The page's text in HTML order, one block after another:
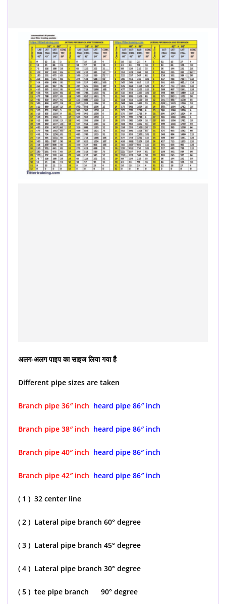
अलग-अलग पाइप का साइज लिया गया है
Different pipe sizes are taken
Branch pipe 36″ inch heard pipe 86″ inch
Branch pipe 38″ inch heard pipe 86″ inch
Branch pipe 40″ inch heard pipe 86″ inch
Branch pipe 42″ inch heard pipe 86″ inch
( 1 ) 32 center line
( 2 ) Lateral pipe branch 60° degree
( 3 ) Lateral pipe branch 45° degree
( 4 ) Lateral pipe branch 30° degree
( 5 ) tee pipe branch 90° degree